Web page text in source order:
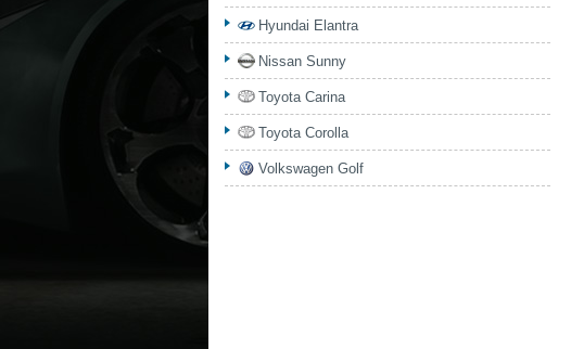
Hyundai Elantra
Nissan Sunny
Toyota Carina
Toyota Corolla
Volkswagen Golf